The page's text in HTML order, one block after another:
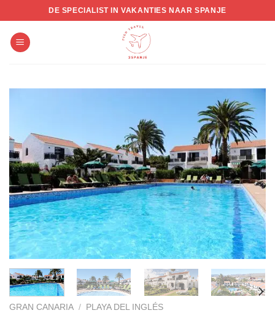
to
content
DE SPECIALIST IN VAKANTIES NAAR SPANJE
GRAN CANARIA / PLAYA DEL INGLÉS